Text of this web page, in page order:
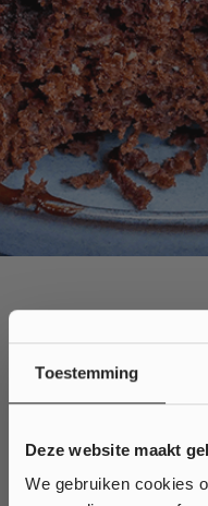
Toestemming
Deze website maakt
We gebruiken cookies